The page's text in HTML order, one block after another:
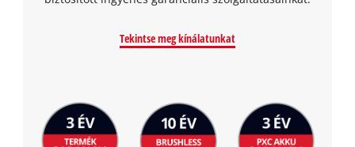
the site with their CMP to add this content
Powered byUsercentrics Consent
Tekintse meg kínálatunkat